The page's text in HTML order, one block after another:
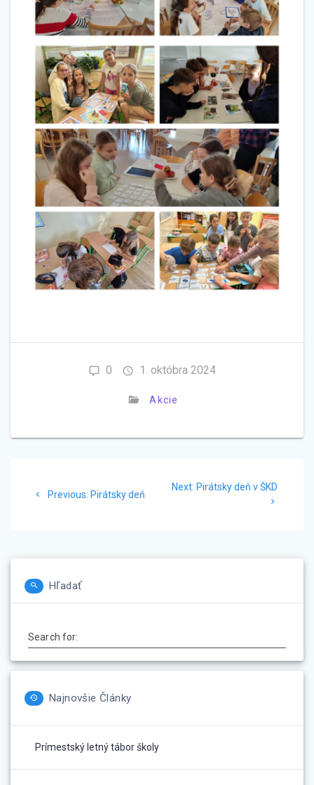
0 1. októbra 2024
Akcie
Previous: Previous
Pirátsky deň
Next: Next
Pirátsky deň v ŠKD
Hľadať
Search for:
Najnovšie Články
Prímestský letný tábor školy